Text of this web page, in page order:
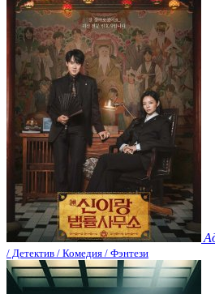
/ Детектив / Комедия / Фэнтези